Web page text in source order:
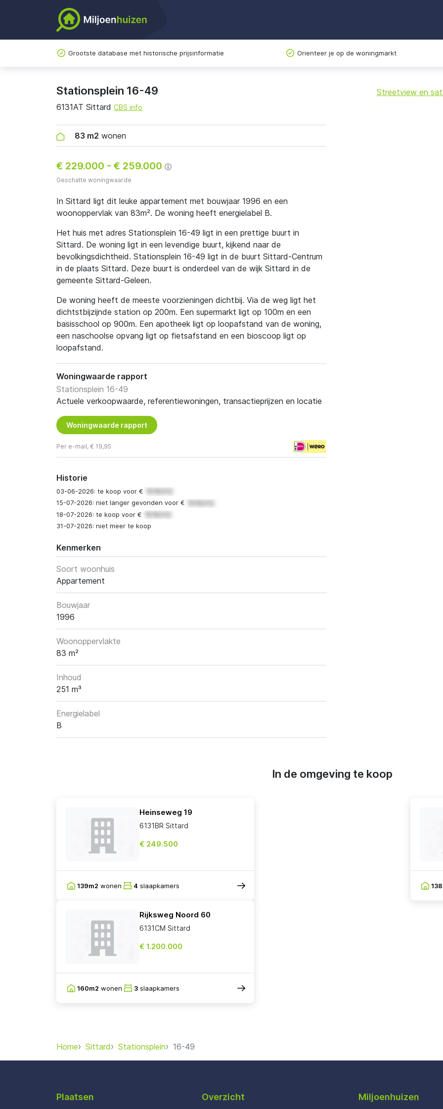
Grootste database met historische prijsinformatie Orienteer je op de woningmarkt
Stationsplein 16-49
6131AT Sittard CBS info
83 m2 wonen
€ 229.000 - € 259.000
Geschatte woningwaarde
In Sittard ligt dit leuke appartement met bouwjaar 1996 en een
woonoppervlak van 83m². De woning heeft energielabel B.
Het huis met adres Stationsplein 16-49 ligt in een prettige buurt in
Sittard. De woning ligt in een levendige buurt, kijkend naar de
bevolkingsdichtheid. Stationsplein 16-49 ligt in de buurt Sittard-Centrum
in de plaats Sittard. Deze buurt is onderdeel van de wijk Sittard in de
gemeente Sittard-Geleen.
De woning heeft de meeste voorzieningen dichtbij. Via de weg ligt het
dichtstbijzijnde station op 200m. Een supermarkt ligt op 100m en een
basisschool op 900m. Een apotheek ligt op loopafstand van de woning,
een naschoolse opvang ligt op fietsafstand en een bioscoop ligt op
loopafstand.
Woningwaarde rapport
Stationsplein 16-49
Actuele verkoopwaarde, referentiewoningen, transactieprijzen en locatie
Woningwaarde rapport
Per e-mail, € 19,95
Historie
03-06-2026: te koop voor €
15-07-2026: niet langer gevonden voor €
18-07-2026: te koop voor €
31-07-2026: niet meer te koop
Kenmerken
Soort woonhuis
Appartement
Bouwjaar
1996
Woonoppervlakte
83 m²
Inhoud
251 m³
Energielabel
B
+
Streetview en
In de omgeving te koop
Heinseweg 19
6131BR Sittard
€ 249.500
139m2 wonen 4 slaapkamers
Rijksweg Noord 60
6131CM Sittard
€ 1.200.000
160m2 wonen 3 slaapkamers
Home Sittard Stationsplein 16-49
Plaatsen Overzicht Miljoenhuizen